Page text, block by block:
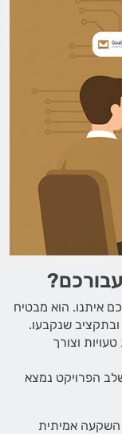
איתנו. הוא מבטיח
שנקבעו.
וצורך
הפרויקט נמצא
השקעה אמיתית